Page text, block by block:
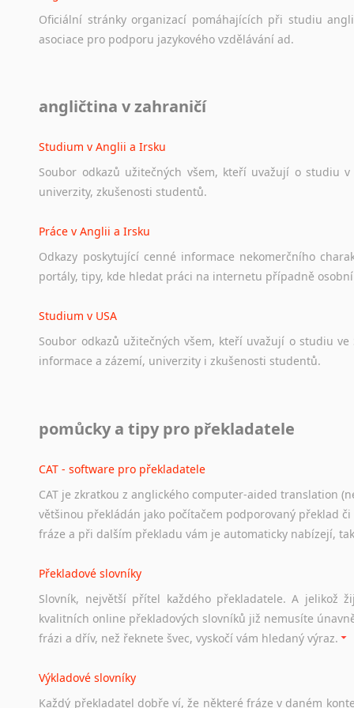
Oficiální stránky organizací pomáhajících při studiu
asociace pro podporu jazykového vzdělávání ad.
Ať už se jedná o česká diskusní
angličtina v zahraničí
Studium v Anglii a Irsku
Soubor odkazů užitečných všem, kteří uvažují o studiu v
univerzity, zkušenosti studentů.
Práce v Anglii a Irsku
Odkazy poskytující cenné informace nekomerčního
portály, tipy, kde hledat práci na internetu případně osobní
Studium v USA
Soubor odkazů užitečných všem, kteří uvažují o studiu ve
informace a zázemí, univerzity i zkušenosti studentů.
Odkazy poskytující cenné informace nekomerčního
Studium v Austrálii
Soubor odkazů užitečných všem, kteří uvažují o studiu v
a zázemí, australské univerzity a samozřejmě i osobní
Práce v Austrálii
Odkazy poskytující cenné informace nekomerčního
hledat práci na internetu případně osobní zkušenosti
Hledáte-li
práci
pomůcky a tipy pro překladatele
CAT - software pro překladatele
CAT je zkratkou z anglického computer-aided translation
většinou překládán jako počítačem podporovaný překlad
fráze a při dalším překladu vám je automaticky nabízejí,
Překladové slovníky
Slovník, největší přítel každého překladatele. A jelikož
kvalitních online překladových slovníků již nemusíte
frázi a dřív, než řeknete švec, vyskočí vám hledaný výraz.
Výkladové slovníky
Každý překladatel dobře ví, že některé fráze v daném